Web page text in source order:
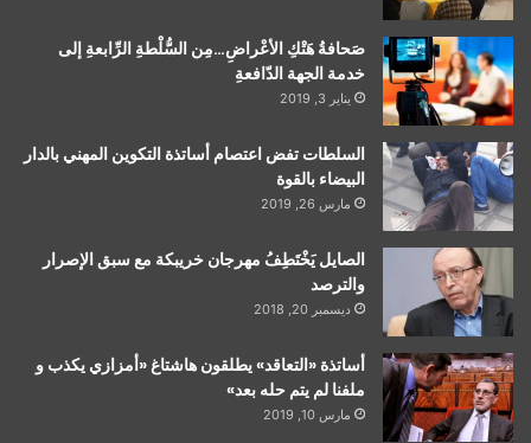
صَحافةُ هَتْكِ الأعْراضِ…مِن السُّلْطةِ الرِّابعةِ إلى
خدمة الجهة الدّافعةِ
يناير 3, 2019
السلطات تفض اعتصام أساتذة التكوين المهني بالدار
البيضاء بالقوة
مارس 26, 2019
الصايل يَخْتَطِفُ مهرجان خريبكة مع سبق الإصرار
والترصد
ديسمبر 20, 2018
أساتذة «التعاقد» يطلقون هاشتاغ «أمزازي يكذب و
ملفنا لم يتم حله بعد»
مارس 10, 2019